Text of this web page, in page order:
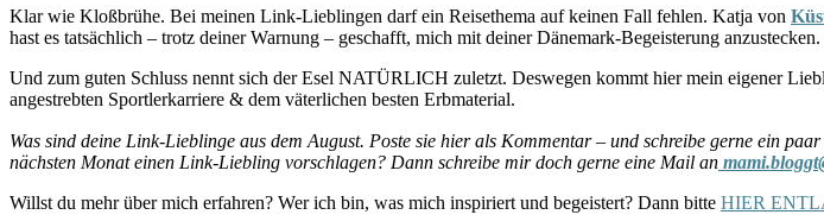
Klar wie Kloßbrühe. Bei meinen Link-Lieblingen darf ein Reisethema auf keinen Fall fehlen. Katja von
hast es tatsächlich – trotz deiner Warnung – geschafft, mich mit deiner Dänemark-Begeisterung
Und zum guten Schluss nennt sich der Esel NATÜRLICH zuletzt. Deswegen kommt hier mein eigener
angestrebten Sportlerkarriere & dem väterlichen besten Erbmaterial.
Was sind deine Link-Lieblinge aus dem August. Poste sie hier als Kommentar – und schreibe gerne ein
nächsten Monat einen Link-Liebling vorschlagen? Dann schreibe mir doch gerne eine Mail an
Willst du mehr über mich erfahren? Wer ich bin, was mich inspiriert und begeistert? Dann bitte HIER